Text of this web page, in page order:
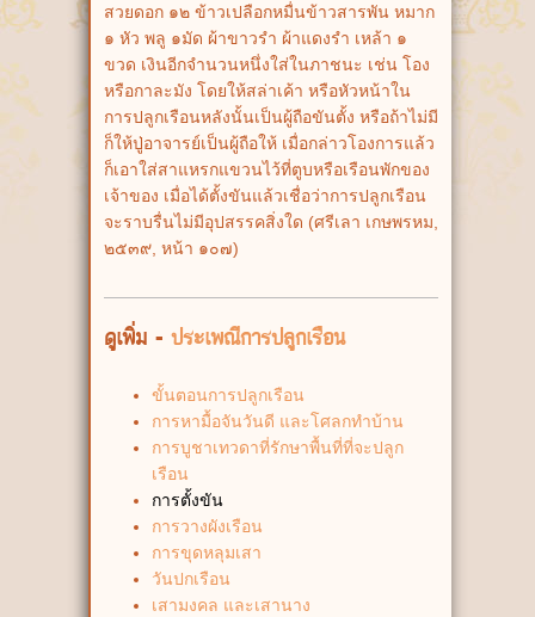
สวยดอก ๑๒ ข้าวเปลือกหมื่นข้าวสารพัน หมาก
๑ หัว พลู ๑มัด ผ้าขาวรำ ผ้าแดงรำ เหล้า ๑
ขวด เงินอีกจำนวนหนึ่งใส่ในภาชนะ เช่น โอง
หรือกาละมัง โดยให้สล่าเค้า หรือหัวหน้าใน
การปลูกเรือนหลังนั้นเป็นผู้ถือขันตั้ง หรือถ้าไม่มี
ก็ให้ปู่อาจารย์เป็นผู้ถือให้ เมื่อกล่าวโองการแล้ว
ก็เอาใส่สาแหรกแขวนไว้ที่ตูบหรือเรือนพักของ
เจ้าของ เมื่อได้ตั้งขันแล้วเชื่อว่าการปลูกเรือน
จะราบรื่นไม่มีอุปสรรคสิ่งใด (ศรีเลา เกษพรหม,
๒๕๓๙, หน้า ๑๐๗)
ดูเพิ่ม - ประเพณีการปลูกเรือน
ขั้นตอนการปลูกเรือน
การหามื้อจันวันดี และโศลกทำบ้าน
การบูชาเทวดาที่รักษาพื้นที่ที่จะปลูก
เรือน
การตั้งขัน
การวางผังเรือน
การขุดหลุมเสา
วันปกเรือน
เสามงคล และเสานาง